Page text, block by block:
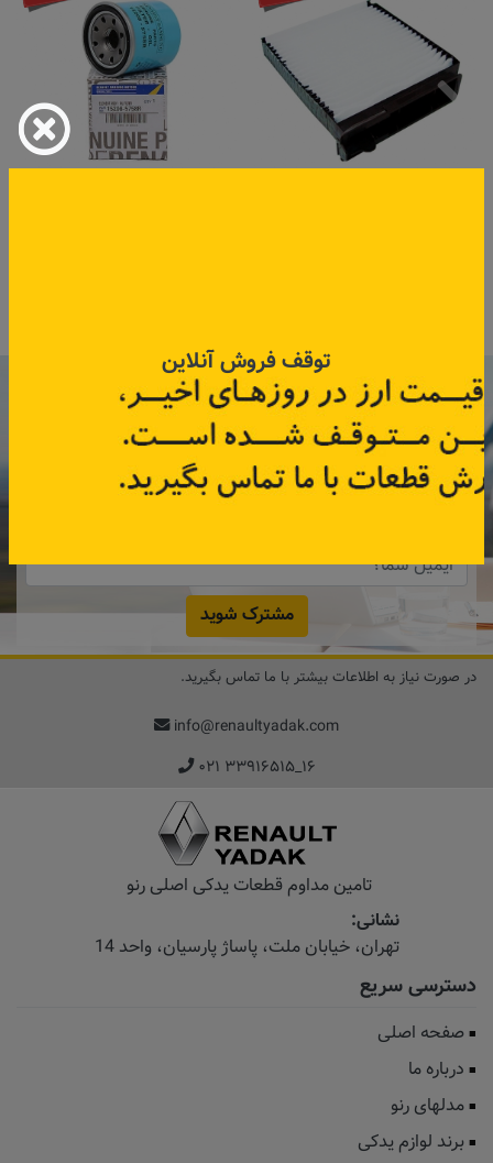
با عضویت در خبرنامه رنویدک
همین حالا ۱۵ هزار تومان کد‌تخفیف خرید
آنلاین
مشترک شوید
در صورت نیاز به اطلاعات بیشتر با ما تماس بگیرید.
info@renaultyadak.com
۰۲۱ ۳۳۹۱۶۵۱۵_۱۶
تامین مداوم قطعات یدکی اصلی رنو
نشانی:
تهران، خیابان‌ ملت، پاساژ‌ پارسیان، واحد 14
دسترسی سریع
صفحه اصلی
درباره ما
مدلهای رنو
برند لوازم یدکی
توقف فروش آنلاین